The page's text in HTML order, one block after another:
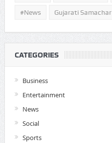
#news Gujarati Samachar
CATEGORIES
Business
Entertainment
News
Social
Sports